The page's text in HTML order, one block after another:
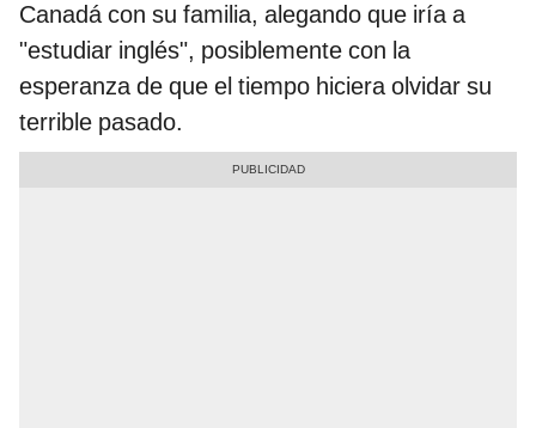
Canadá con su familia, alegando que iría a
"estudiar inglés", posiblemente con la
esperanza de que el tiempo hiciera olvidar su
terrible pasado.